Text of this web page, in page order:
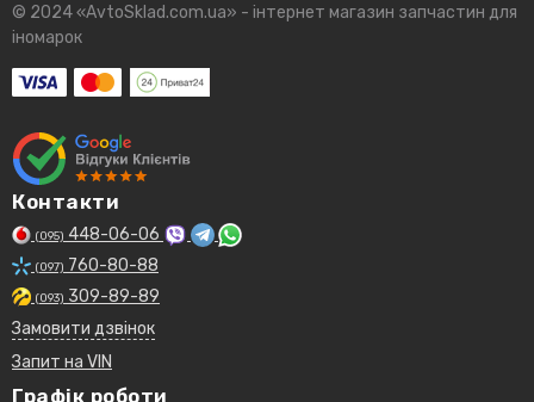
© 2024 «AvtoSklad.com.ua» - інтернет магазин запчастин для
іномарок
Контакти
(095) 448-06-06
(097) 760-80-88
(093) 309-89-89
Замовити дзвінок
Запит на VIN
Графік роботи